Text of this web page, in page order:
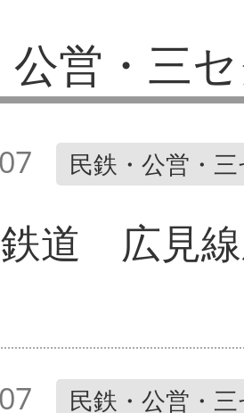
公営・三
民鉄・公営・
道 広見
民鉄・公営・